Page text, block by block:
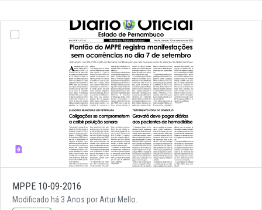
MPPE 10-09-2016
Modificado há 3 Anos por Artur Mello.